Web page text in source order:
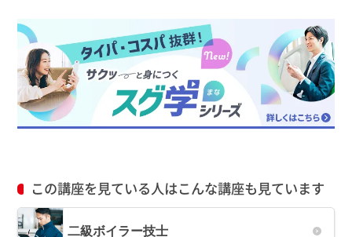
この講座を見ている人はこんな講座も見ています
二級ボイラー技士